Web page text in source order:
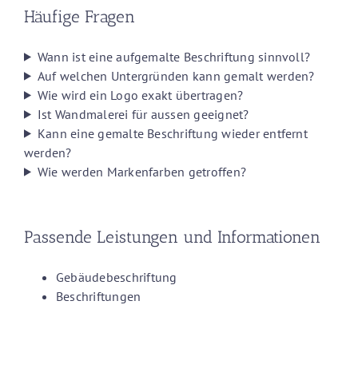
Häufige Fragen
Wann ist eine aufgemalte Beschriftung sinnvoll?
Auf welchen Untergründen kann gemalt werden?
Wie wird ein Logo exakt übertragen?
Ist Wandmalerei für aussen geeignet?
Kann eine gemalte Beschriftung wieder entfernt
werden?
Wie werden Markenfarben getroffen?
Passende Leistungen und Informationen
Gebäudebeschriftung
Beschriftungen